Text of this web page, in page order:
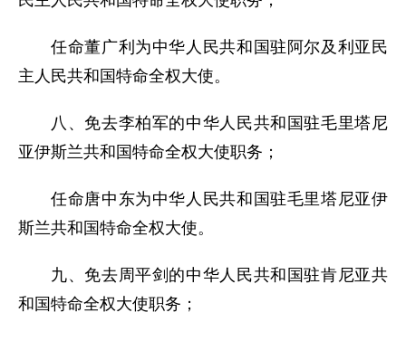
任命董广利为中华人民共和国驻阿尔及利亚民
主人民共和国特命全权大使。
八、免去李柏军的中华人民共和国驻毛里塔尼
亚伊斯兰共和国特命全权大使职务；
任命唐中东为中华人民共和国驻毛里塔尼亚伊
斯兰共和国特命全权大使。
九、免去周平剑的中华人民共和国驻肯尼亚共
和国特命全权大使职务；